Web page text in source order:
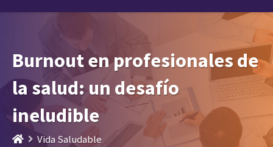
Burnout en profesionales de
la salud: un desafío
ineludible
Vida Saludable